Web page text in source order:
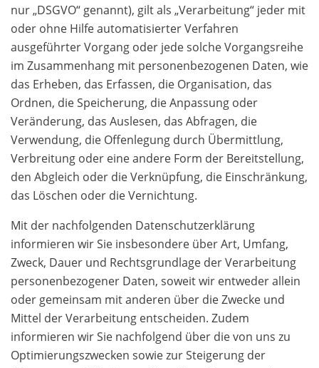
nur „DSGVO“ genannt), gilt als „Verarbeitung“ jeder mit
oder ohne Hilfe automatisierter Verfahren
ausgeführter Vorgang oder jede solche Vorgangsreihe
im Zusammenhang mit personenbezogenen Daten, wie
das Erheben, das Erfassen, die Organisation, das
Ordnen, die Speicherung, die Anpassung oder
Veränderung, das Auslesen, das Abfragen, die
Verwendung, die Offenlegung durch Übermittlung,
Verbreitung oder eine andere Form der Bereitstellung,
den Abgleich oder die Verknüpfung, die Einschränkung,
das Löschen oder die Vernichtung.
Mit der nachfolgenden Datenschutzerklärung
informieren wir Sie insbesondere über Art, Umfang,
Zweck, Dauer und Rechtsgrundlage der Verarbeitung
personenbezogener Daten, soweit wir entweder allein
oder gemeinsam mit anderen über die Zwecke und
Mittel der Verarbeitung entscheiden. Zudem
informieren wir Sie nachfolgend über die von uns zu
Optimierungszwecken sowie zur Steigerung der